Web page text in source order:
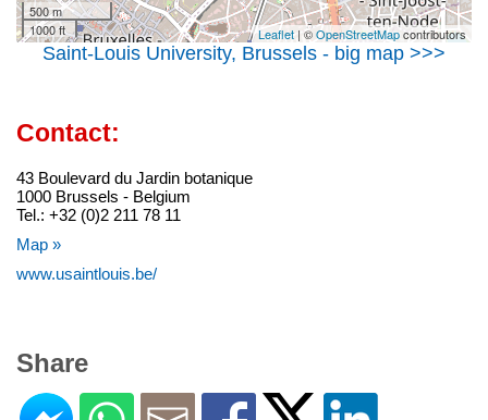
500 m
1000 ft
Leaflet| ©OpenStreetMapcontributors
Saint-Louis University, Brussels - big map >>>
Contact:
43 Boulevard du Jardin botanique
1000 Brussels - Belgium
Tel.: +32 (0)2 211 78 11
Map »
www.usaintlouis.be/
Share